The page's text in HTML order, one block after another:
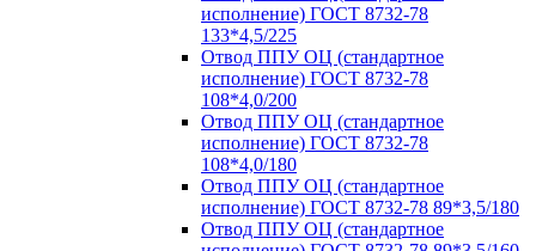
исполнение) ГОСТ 8732-78
133*4,5/225
Отвод ППУ ОЦ (стандартное
исполнение) ГОСТ 8732-78
108*4,0/200
Отвод ППУ ОЦ (стандартное
исполнение) ГОСТ 8732-78
108*4,0/180
Отвод ППУ ОЦ (стандартное
исполнение) ГОСТ 8732-78 89*3,5/180
Отвод ППУ ОЦ (стандартное